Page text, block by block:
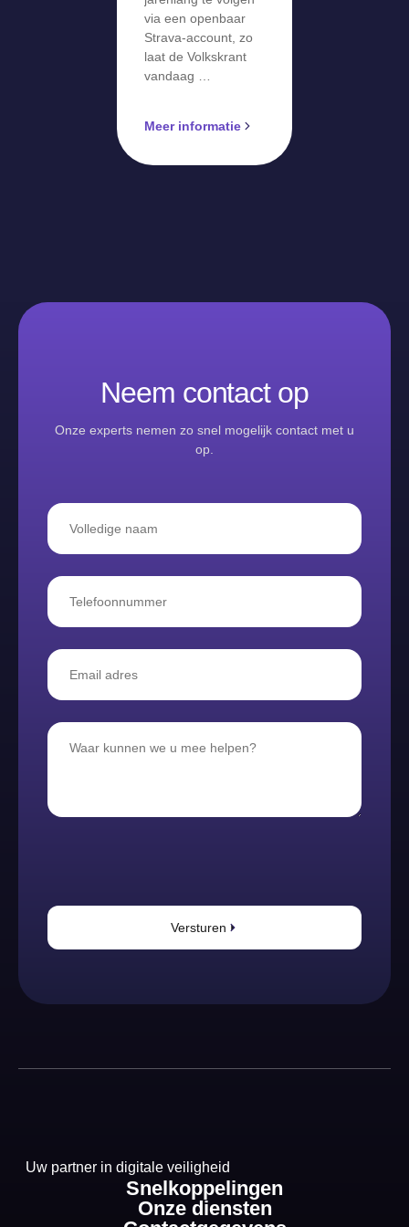
via een openbaar
Strava-account, zo
laat de Volkskrant
vandaag …
Meer informatie
Neem contact op
Onze experts nemen zo snel mogelijk contact met u
op.
Versturen
Uw partner in digitale veiligheid
Snelkoppelingen
Onze diensten